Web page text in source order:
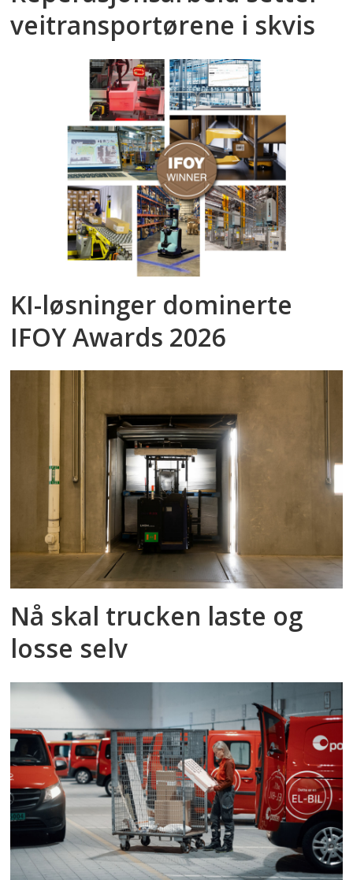
veitransportørene i skvis
KI-løsninger dominerte
IFOY Awards 2026
Nå skal trucken laste og
losse selv